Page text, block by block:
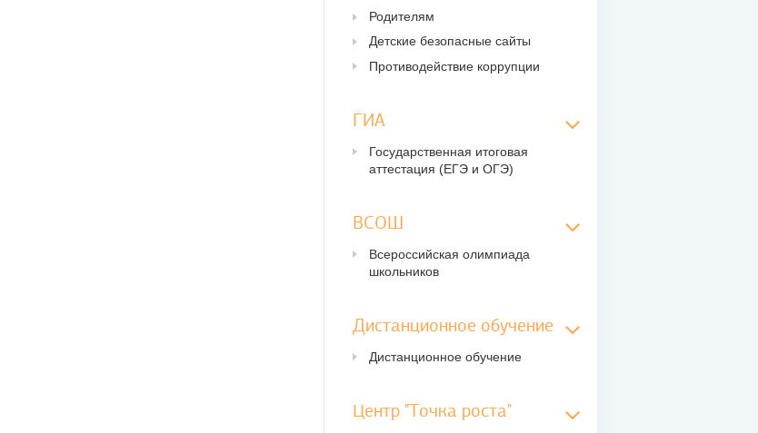
Родителям
Детские безопасные сайты
Противодействие коррупции
ГИА
Государственная итоговая
аттестация (ЕГЭ и ОГЭ)
ВСОШ
Всероссийская олимпиада
школьников
Дистанционное обучение
Дистанционное обучение
Центр "Точка роста"